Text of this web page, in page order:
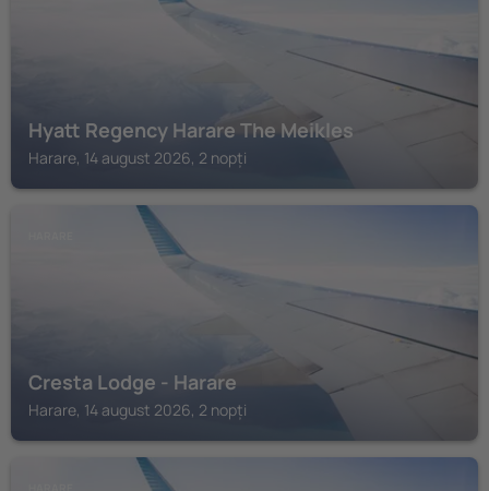
Hyatt Regency Harare The Meikles
Harare, 14 august 2026, 2 nopți
Cresta Lodge - Harare
Harare, 14 august 2026, 2 nopți